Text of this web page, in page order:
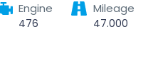
Engine
476
Mileage
47.000